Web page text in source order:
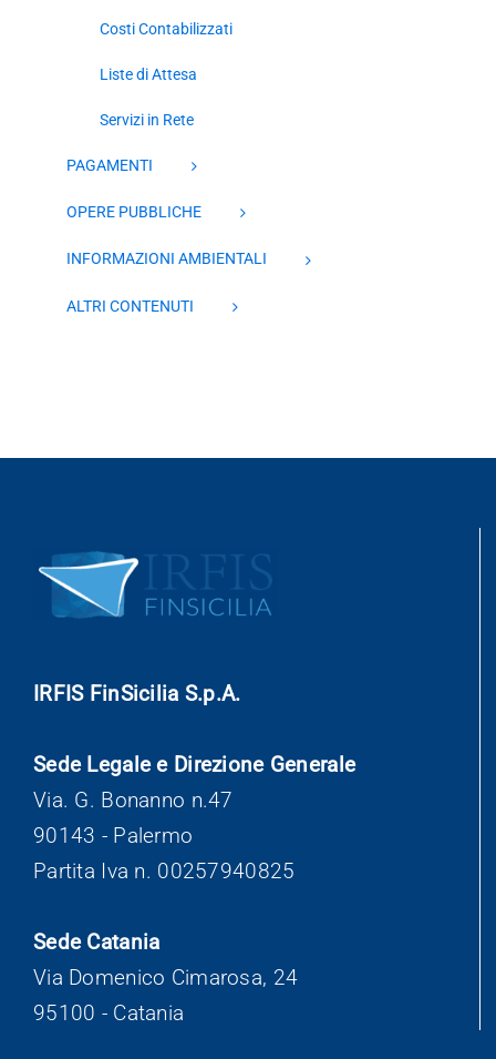
Costi Contabilizzati
Liste di Attesa
Servizi in Rete
PAGAMENTI
OPERE PUBBLICHE
INFORMAZIONI AMBIENTALI
ALTRI CONTENUTI
IRFIS FinSicilia S.p.A.
Sede Legale e Direzione Generale
Via. G. Bonanno n.47
90143 - Palermo
Partita Iva n. 00257940825
Sede Catania
Via Domenico Cimarosa, 24
95100 - Catania